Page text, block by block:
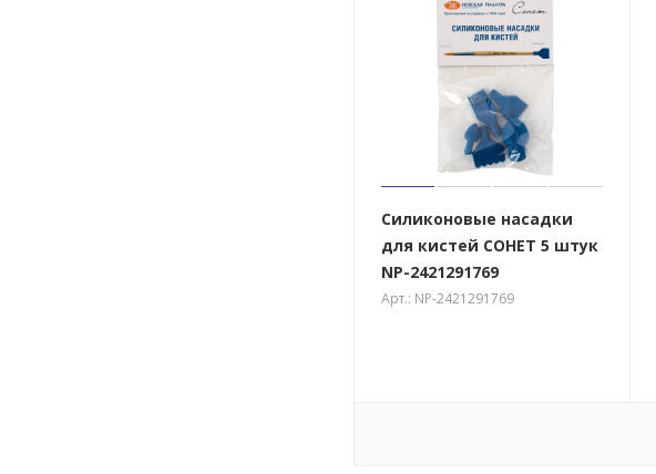
Силиконовые насадки
для кистей СОНЕТ 5 штук
NP-2421291769
Арт.: NP-2421291769